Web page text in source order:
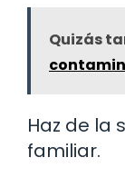
Quizás
Haz de la
familiar.